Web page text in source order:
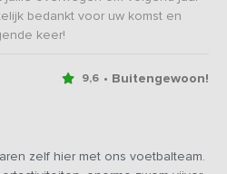
bedankt voor uw komst en
keer!
9,6 • Buitengewoon!
zelf hier met ons voetbalteam.